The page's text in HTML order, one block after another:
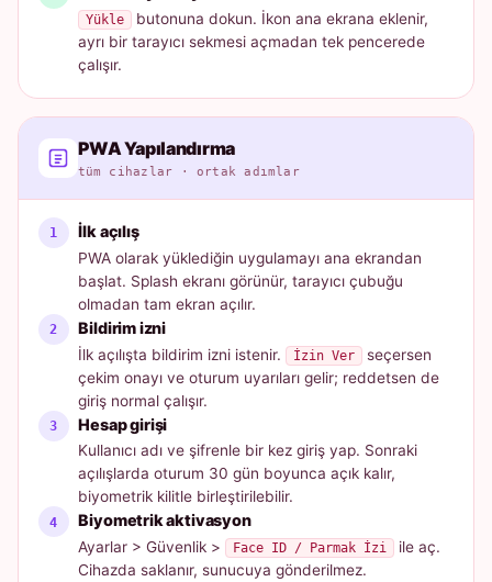
Yükle
butonuna dokun. İkon ana ekrana eklenir,
ayrı bir tarayıcı sekmesi açmadan tek pencerede
çalışır.
PWA Yapılandırma
tüm cihazlar · ortak adımlar
İlk açılış
PWA olarak yüklediğin uygulamayı ana ekrandan
başlat. Splash ekranı görünür, tarayıcı çubuğu
olmadan tam ekran açılır.
Bildirim izni
İlk açılışta bildirim izni istenir. İzin Ver
seçersen
çekim onayı ve oturum uyarıları gelir; reddetsen de
giriş normal çalışır.
Hesap girişi
Kullanıcı adı ve şifrenle bir kez giriş yap. Sonraki
açılışlarda oturum 30 gün boyunca açık kalır,
biyometrik kilitle birleştirilebilir.
Biyometrik aktivasyon
Ayarlar > Güvenlik > Face ID / Parmak İzi
ile aç.
Cihazda saklanır, sunucuya gönderilmez.